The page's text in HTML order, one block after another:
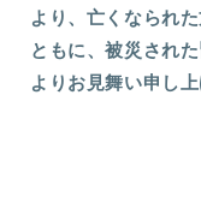
より、亡くなられ
ともに、被災され
よりお見舞い申し